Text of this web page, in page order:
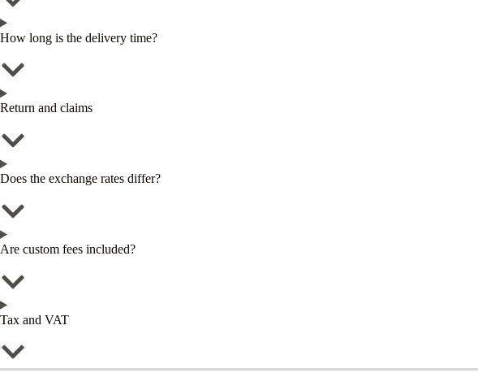
How long is the delivery time?
Return and claims
Does the exchange rates differ?
Are custom fees included?
Tax and VAT